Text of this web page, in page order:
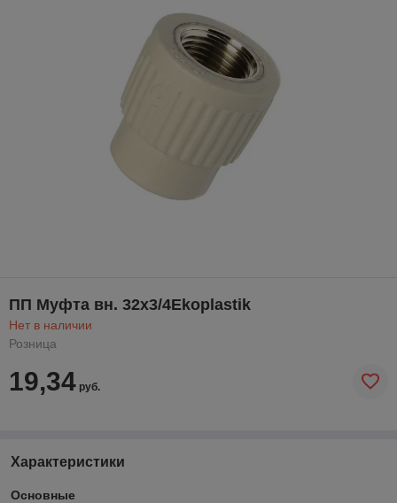
ПП Муфта вн. 32х3/4Ekoplastik
Нет в наличии
Розница
19,34 руб.
Характеристики
Основные